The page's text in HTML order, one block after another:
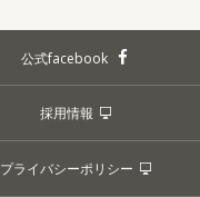
公式facebook
採用情報
プライバシーポリシー